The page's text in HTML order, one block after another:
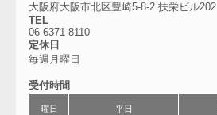
大阪府大阪市北区豊崎5-8-2 扶栄ビル202
TEL
06-6371-8110
定休日
毎週月曜日
受付時間
曜日 平日